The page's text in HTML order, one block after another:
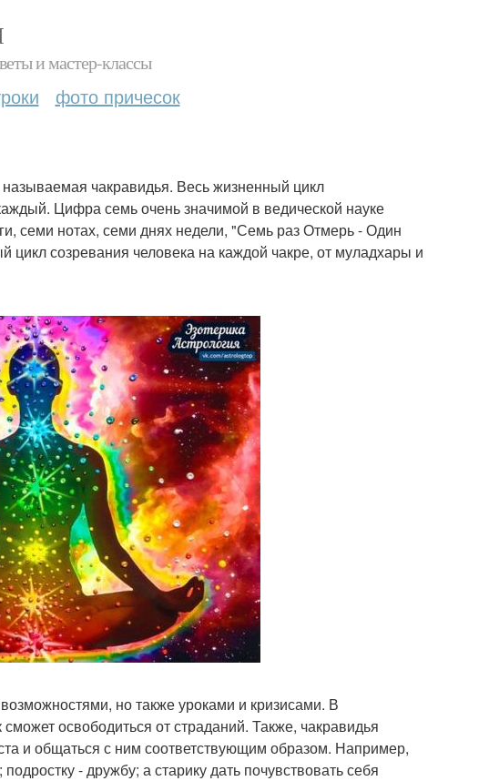
и мастер-классы
фото причесок
чакравидья. Весь жизненный цикл
Цифра семь очень значимой в ведической науке
семи нотах, семи днях недели, "Семь раз Отмерь - Один
созревания человека на каждой чакре, от муладхары и
но также уроками и кризисами. В
освободиться от страданий. Также, чакравидья
и общаться с ним соответствующим образом. Например,
- дружбу; а старику дать почувствовать себя